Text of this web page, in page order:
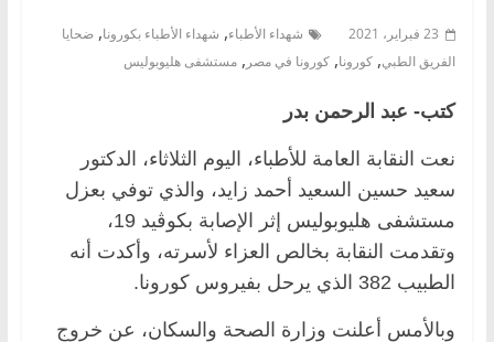
23 فبراير، 2021 شهداء الأطباء, شهداء الأطباء بكورونا, ضحايا
الفريق الطبي, كورونا, كورونا في مصر , مستشفى هليوبوليس
كتب- عبد الرحمن بدر
نعت النقابة العامة للأطباء، اليوم الثلاثاء، الدكتور
سعيد حسين السعيد أحمد زايد، والذي توفي بعزل
مستشفى هليوبوليس إثر الإصابة بكوڤيد 19،
وتقدمت النقابة بخالص العزاء لأسرته، وأكدت أنه
الطبيب 382 الذي يرحل بفيروس كورونا.
وبالأمس أعلنت وزارة الصحة والسكان، عن خروج